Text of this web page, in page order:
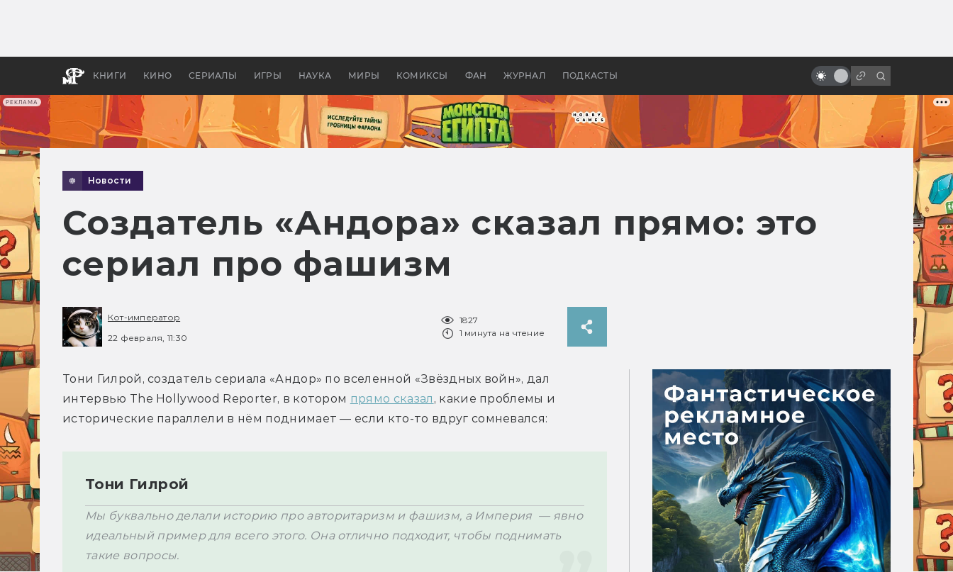
РЕКЛАМА
КНИГИ КИНО СЕРИАЛЫ ИГРЫ НАУКА МИРЫ КОМИКСЫ ФАН ЖУРНАЛ ПОДКАСТЫ
апокалипсис, в России —
бы «Властелина колец»
избранный, потрясающий
Новости
Создатель «Андора» сказал прямо: это
сериал про фашизм
Кот-император
22 февраля, 11:30
1827
1 минута на чтение
Тони Гилрой, создатель сериала «Андор» по вселенной «Звёздных войн», дал
интервью The Hollywood Reporter, в котором прямо сказал , какие проблемы и
Тони Гилрой
Мы буквально делали историю про авторитаризм и фашизм, а Империя  — явно
идеальный пример для всего этого. Она отлично подходит, чтобы поднимать